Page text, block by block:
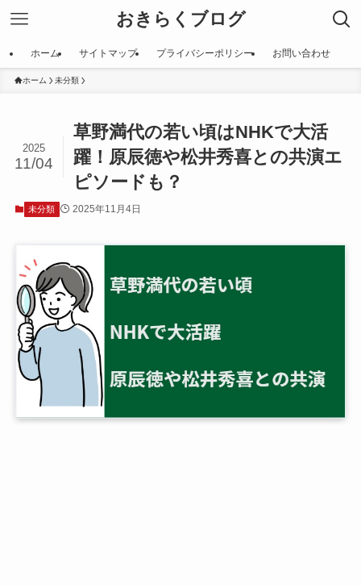
おきらくブログ
ホーム サイトマップ プライバシーポリシー お問い合わせ
ホーム 未分類
草野満代の若い頃はNHKで大活
躍！原辰徳や松井秀喜との共演エ
ピソードも？
2025
11/04
未分類 2025年11月4日